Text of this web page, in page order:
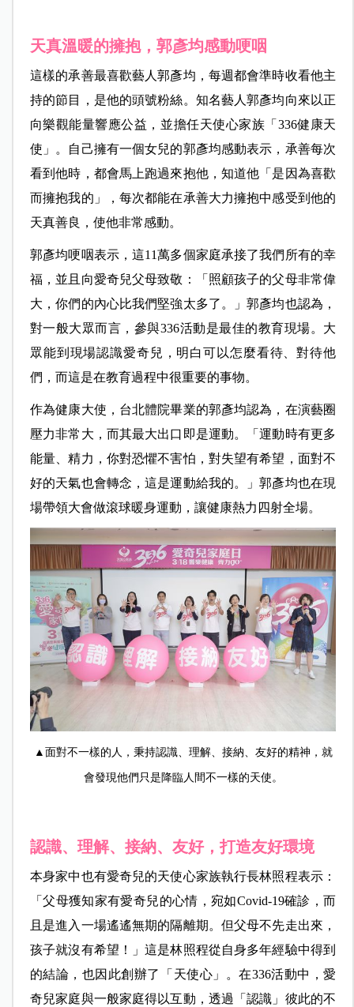
天真溫暖的擁抱，郭彥均感動哽咽
這樣的承善最喜歡藝人郭彥均，每週都會準時收看他主
持的節目，是他的頭號粉絲。知名藝人郭彥均向來以正
向樂觀能量響應公益，並擔任天使心家族「336健康天
使」。自己擁有一個女兒的郭彥均感動表示，承善每次
看到他時，都會馬上跑過來抱他，知道他「是因為喜歡
而擁抱我的」，每次都能在承善大力擁抱中感受到他的
天真善良，使他非常感動。
郭彥均哽咽表示，這11萬多個家庭承接了我們所有的幸
福，並且向愛奇兒父母致敬：「照顧孩子的父母非常偉
大，你們的內心比我們堅強太多了。」郭彥均也認為，
對一般大眾而言，參與336活動是最佳的教育現場。大
眾能到現場認識愛奇兒，明白可以怎麼看待、對待他
們，而這是在教育過程中很重要的事物。
作為健康大使，台北體院畢業的郭彥均認為，在演藝圈
壓力非常大，而其最大出口即是運動。「運動時有更多
能量、精力，你對恐懼不害怕，對失望有希望，面對不
好的天氣也會轉念，這是運動給我的。」郭彥均也在現
場帶領大會做滾球暖身運動，讓健康熱力四射全場。
▲面對不一樣的人，秉持認識、理解、接納、友好的精神，就
會發現他們只是降臨人間不一樣的天使。
認識、理解、接納、友好，打造友好環境
本身家中也有愛奇兒的天使心家族執行長林照程表示：
「父母獲知家有愛奇兒的心情，宛如Covid-19確診，而
且是進入一場遙遙無期的隔離期。但父母不先走出來，
孩子就沒有希望！」這是林照程從自身多年經驗中得到
的結論，也因此創辦了「天使心」。在336活動中，愛
奇兒家庭與一般家庭得以互動，透過「認識」彼此的不